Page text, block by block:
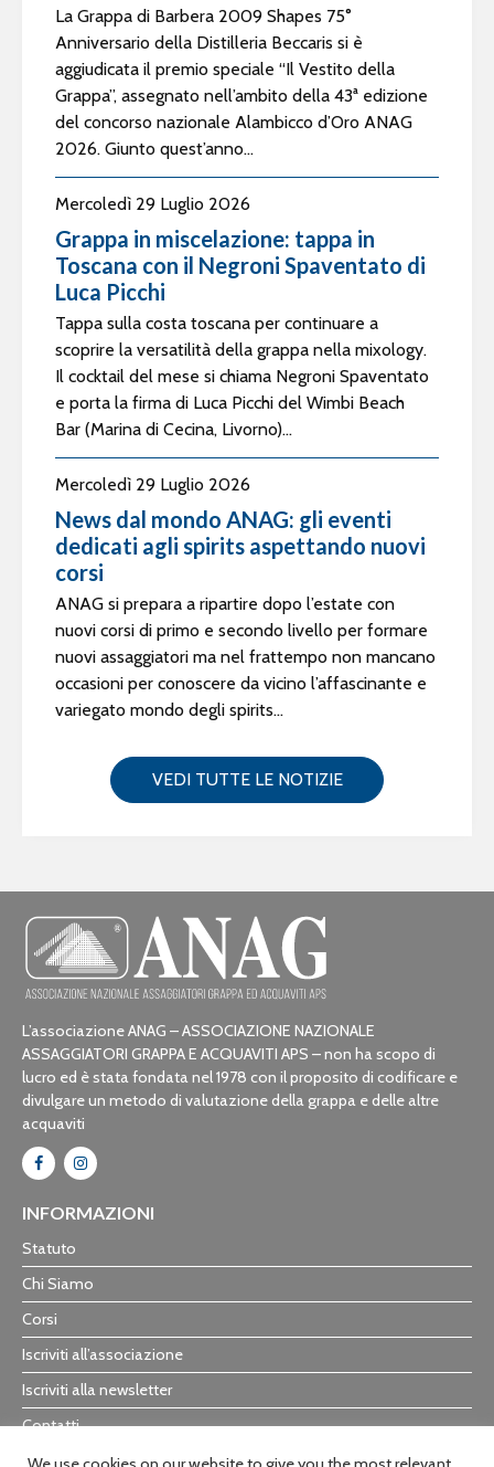
La Grappa di Barbera 2009 Shapes 75°
Anniversario della Distilleria Beccaris si è
aggiudicata il premio speciale “Il Vestito della
Grappa”, assegnato nell’ambito della 43ª edizione
del concorso nazionale Alambicco d’Oro ANAG
2026. Giunto quest’anno...
Mercoledì 29 Luglio 2026
Grappa in miscelazione: tappa in
Toscana con il Negroni Spaventato di
Luca Picchi
Tappa sulla costa toscana per continuare a
scoprire la versatilità della grappa nella mixology.
Il cocktail del mese si chiama Negroni Spaventato
e porta la firma di Luca Picchi del Wimbi Beach
Bar (Marina di Cecina, Livorno)...
Mercoledì 29 Luglio 2026
News dal mondo ANAG: gli eventi
dedicati agli spirits aspettando nuovi
corsi
ANAG si prepara a ripartire dopo l’estate con
nuovi corsi di primo e secondo livello per formare
nuovi assaggiatori ma nel frattempo non mancano
occasioni per conoscere da vicino l’affascinante e
variegato mondo degli spirits...
VEDI TUTTE LE NOTIZIE
L’associazione ANAG – ASSOCIAZIONE NAZIONALE
ASSAGGIATORI GRAPPA E ACQUAVITI APS – non ha scopo di
lucro ed è stata fondata nel 1978 con il proposito di codificare e
divulgare un metodo di valutazione della grappa e delle altre
acquaviti
INFORMAZIONI
Statuto
Chi Siamo
Corsi
Iscriviti all’associazione
Iscriviti alla newsletter
Contatti
Trasparenza